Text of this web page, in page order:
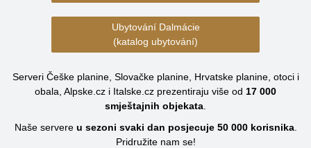
Ubytování Dalmácie
(katalog ubytování)
Serveri Češke planine, Slovačke planine, Hrvatske planine, otoci i
obala, Alpske.cz i Italske.cz prezentiraju više od 17 000
smještajnih objekata
Naše servere u sezoni svaki dan posjecuje 50 000korisnika.
Pridružite nam se!